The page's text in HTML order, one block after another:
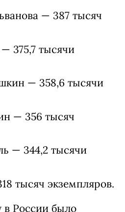
— 433 тысячи
426,8 тысячи
409 тысячи
— 387 тысяч
375,7 тысячи
— 358,6 тысячи